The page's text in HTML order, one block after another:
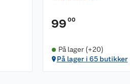
99 00
På lager (+20)
På lager i 65 butikker